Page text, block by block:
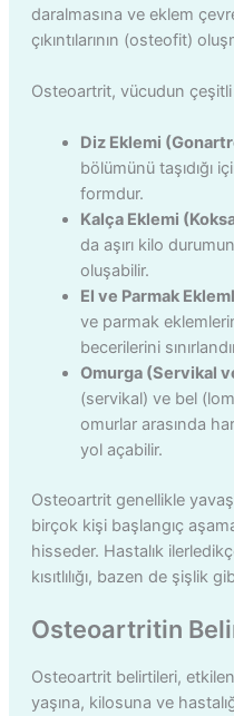
daralmasına ve eklem
çıkıntılarının (osteofit)
Osteoartrit, vücudun
Diz Eklemi
bölümünü taşıdığı
formdur.
Kalça Eklemi
da aşırı kilo
oluşabilir.
El ve Parmak
ve parmak
becerilerini
Omurga (Servikal
(servikal) ve bel
omurlar arasında
yol açabilir.
Osteoartrit genellikle
birçok kişi başlangıç
hisseder. Hastalık
kısıtlılığı, bazen de şişlik
Osteoartritin
Osteoartrit belirtileri,
yaşına, kilosuna ve